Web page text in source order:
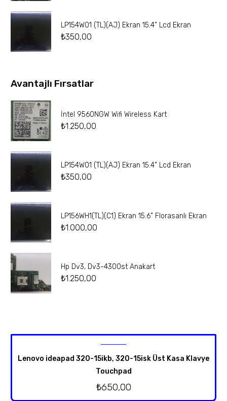
LP154W01 (TL)(AJ) Ekran 15.4” Lcd Ekran
₺350,00
Avantajlı Fırsatlar
İntel 9560NGW Wifi Wireless Kart
₺1.250,00
LP154W01 (TL)(AJ) Ekran 15.4” Lcd Ekran
₺350,00
LP156WH1(TL)(C1) Ekran 15.6” Florasanlı Ekran
₺1.000,00
Hp Dv3, Dv3-4300st Anakart
₺1.250,00
Lenovo ideapad 320-15ikb, 320-15isk Üst Kasa Klavye
Touchpad
₺650,00